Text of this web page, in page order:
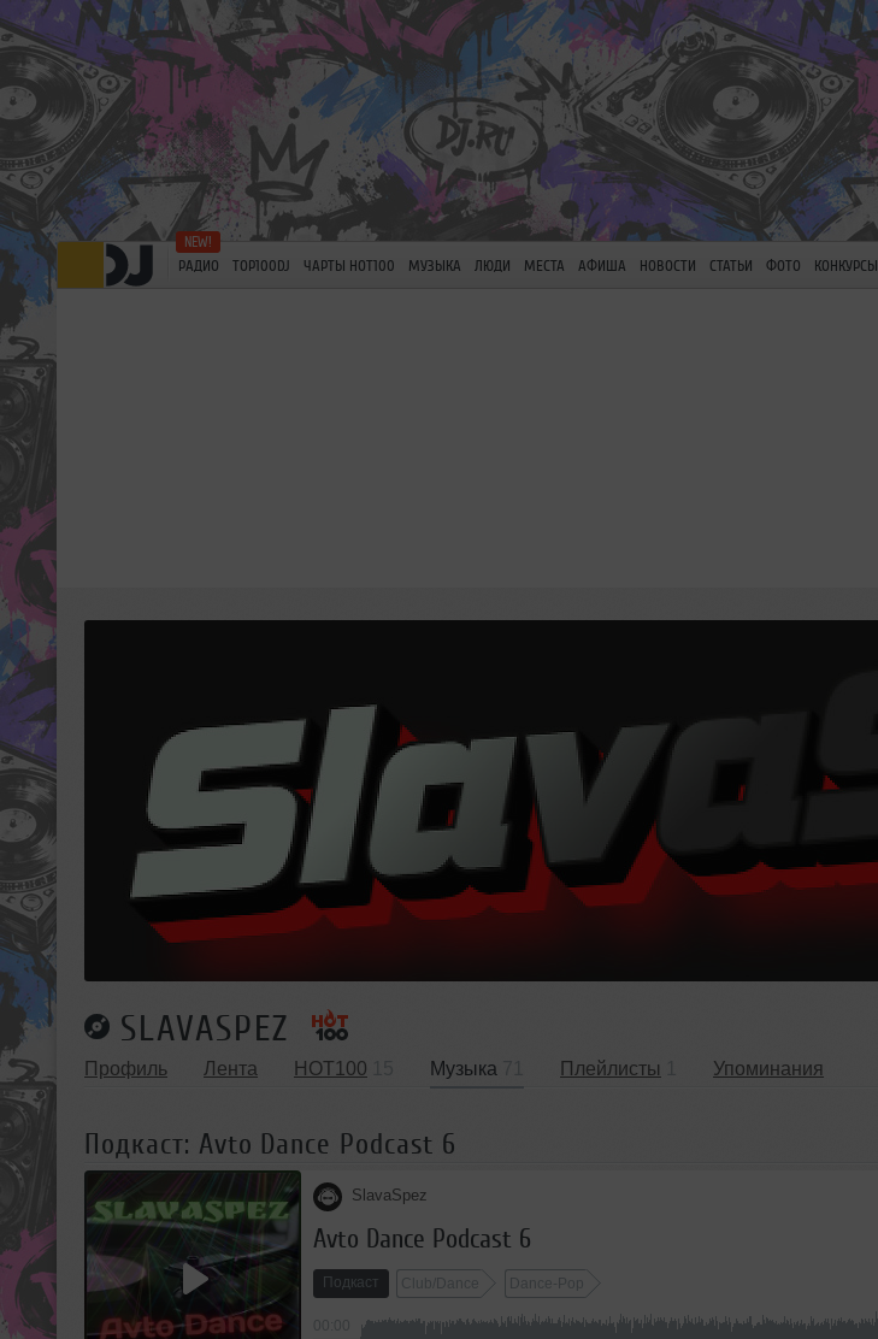
РАДИО TOP100DJ ЧАРТЫ HOT100 МУЗЫКА ЛЮДИ МЕСТА АФИША НОВОСТИ СТАТЬИ ФОТО КОНКУРСЫ
SLAVASPEZ
Профиль Лента HOT100 Музыка Плейлисты Упоминания
Подкаст: Avto Dance Podcast 6
SlavaSpez
Avto Dance Podcast 6
Подкаст Club/Dance Dance-Pop